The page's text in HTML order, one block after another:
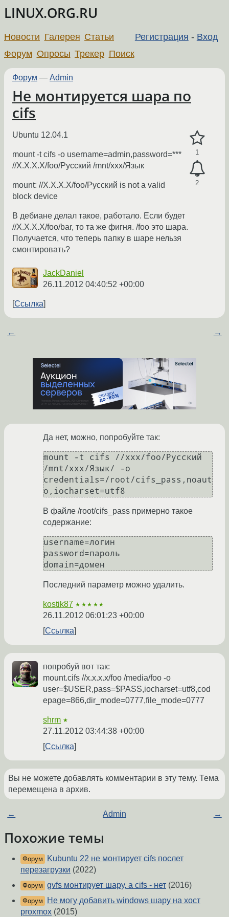
LINUX.ORG.RU
Регистрация - Вход
Новости Галерея Статьи
Форум Опросы Трекер Поиск
Форум — Admin
Не монтируется шара по
cifs
1
2
Ubuntu 12.04.1
mount -t cifs -o username=admin,password=***
//X.X.X.X/foo/Русский /mnt/xxx/Язык
mount: //X.X.X.X/foo/Русский is not a valid
block device
В дебиане делал такое, работало. Если будет
//X.X.X.X/foo/bar, то та же фигня. /foo это шара.
Получается, что теперь папку в шаре нельзя
смонтировать?
JackDaniel
26.11.2012 04:40:52 +00:00
Ссылка
← →
Да нет, можно, попробуйте так:
mount -t cifs //xxx/foo/Русский
/mnt/xxx/Язык/ -o
credentials=/root/cifs_pass,noaut
В файле /root/cifs_pass примерно такое
содержание:
username=логин
password=пароль
Последний параметр можно удалить.
kostik87 ★★★★★
26.11.2012 06:01:23 +00:00
Ссылка
попробуй вот так:
mount.cifs //x.x.x.x/foo /media/foo -o
user=$USER,pass=$PASS,iocharset=utf8,cod
epage=866,dir_mode=0777,file_mode=0777
shrm ★
27.11.2012 03:44:38 +00:00
Ссылка
Вы не можете добавлять комментарии в эту тему. Тема
перемещена в архив.
← Admin →
Похожие темы
Форум
Kubuntu 22 не монтирует cifs послет
перезагрузки (2022)
Форум gvfs монтирует шару, а cifs - нет (2016)
Форум
Не могу добавить windows шару на хост
proxmox (2015)